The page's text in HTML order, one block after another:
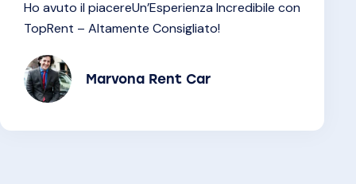
Ho avuto il piacereUn’Esperienza Incredibile con
TopRent – Altamente Consigliato!
Marvona Rent Car